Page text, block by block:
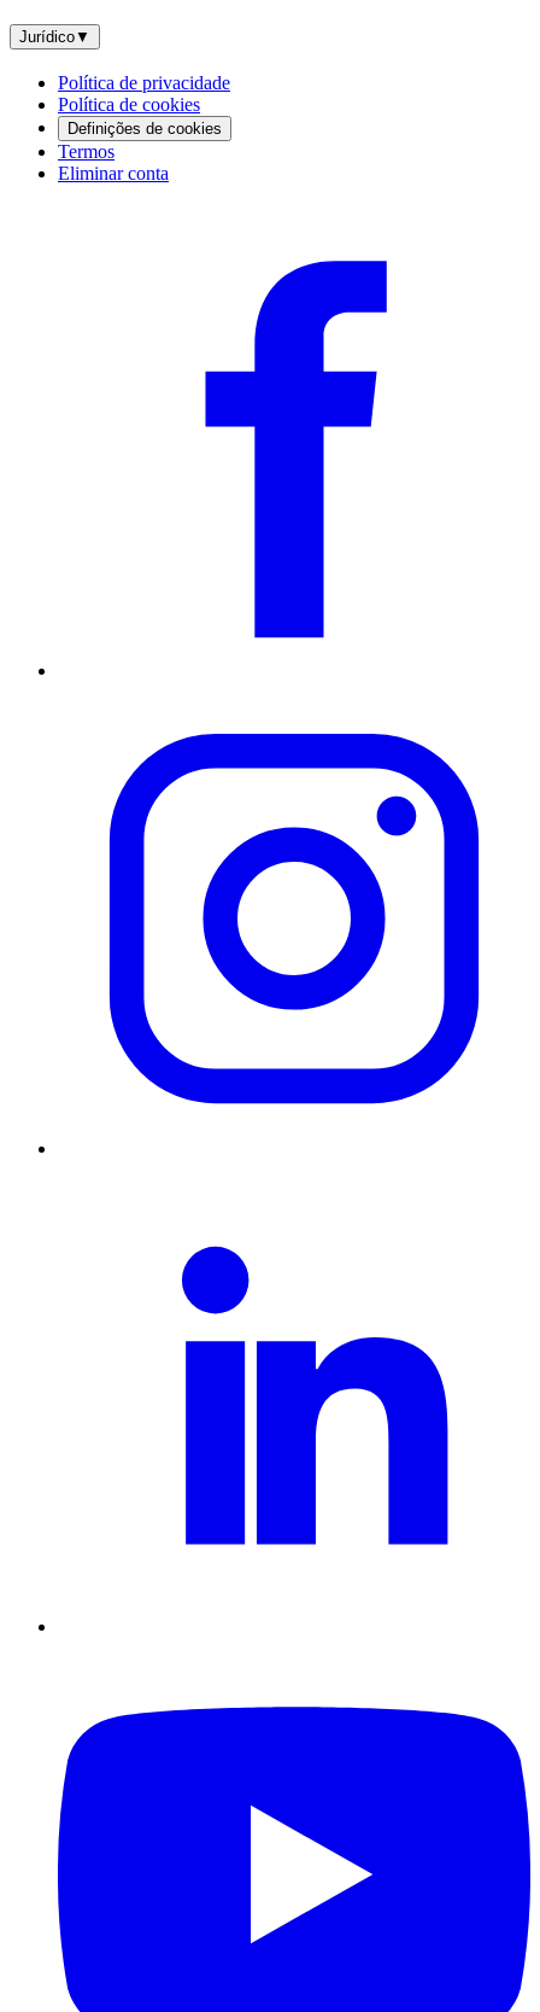
Jurídico▼
Política de privacidade
Política de cookies
Definições de cookies
Termos
Eliminar conta